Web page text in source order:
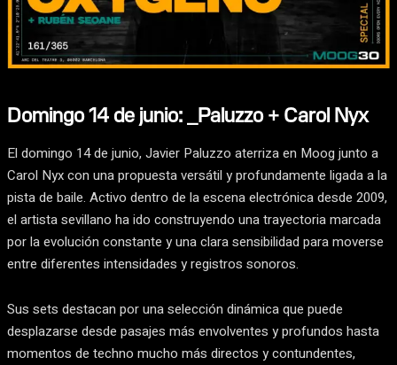
Domingo 14 de junio: _Paluzzo + Carol Nyx
El domingo 14 de junio, Javier Paluzzo aterriza en Moog junto a
Carol Nyx con una propuesta versátil y profundamente ligada a la
pista de baile. Activo dentro de la escena electrónica desde 2009,
el artista sevillano ha ido construyendo una trayectoria marcada
por la evolución constante y una clara sensibilidad para moverse
entre diferentes intensidades y registros sonoros.
Sus sets destacan por una selección dinámica que puede
desplazarse desde pasajes más envolventes y profundos hasta
momentos de techno mucho más directos y contundentes,